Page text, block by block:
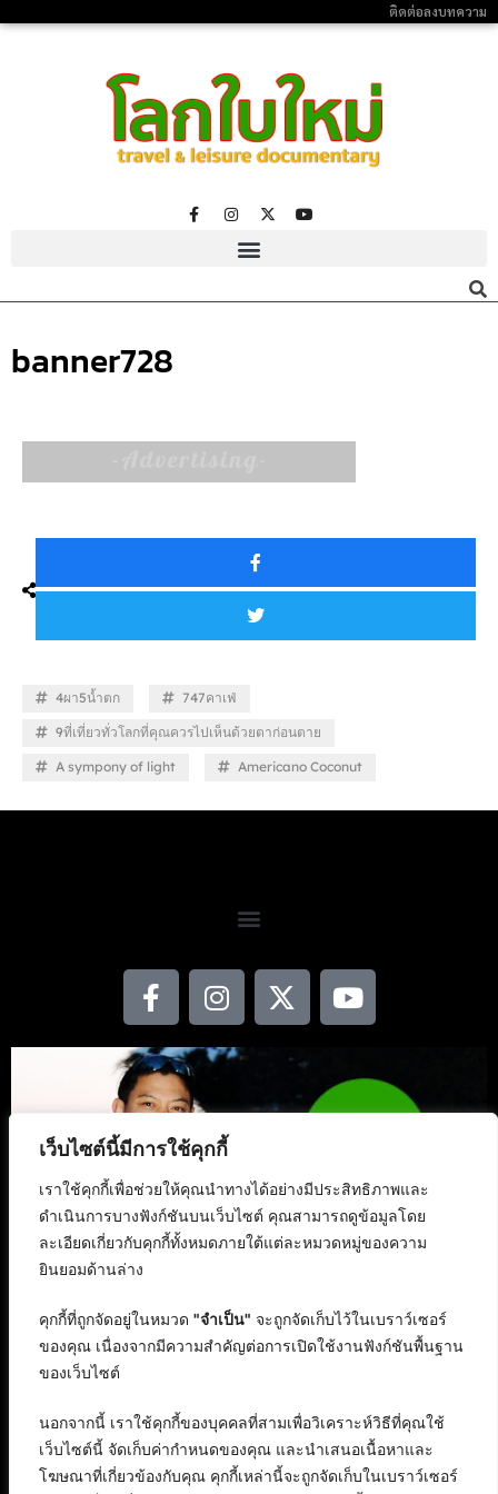
เว็บไซต์นี้มีการใช้คุกกี้
เราใช้คุกกี้เพื่อช่วยให้คุณนำทางได้อย่างมีประสิทธิภาพและ
ดำเนินการบางฟังก์ชันบนเว็บไซต์ คุณสามารถดูข้อมูลโดย
ละเอียดเกี่ยวกับคุกกี้ทั้งหมดภายใต้แต่ละหมวดหมู่ของความ
ยินยอมด้านล่าง
คุกกี้ที่ถูกจัดอยู่ในหมวด "จำเป็น" จะถูกจัดเก็บไว้ในเบราว์เซอร์
ของคุณ เนื่องจากมีความสำคัญต่อการเปิดใช้งานฟังก์ชันพื้นฐาน
ของเว็บไซต์
นอกจากนี้ เราใช้คุกกี้ของบุคคลที่สามเพื่อวิเคราะห์วิธีที่คุณใช้
เว็บไซต์นี้ จัดเก็บค่ากำหนดของคุณ และนำเสนอเนื้อหาและ
โฆษณาที่เกี่ยวข้องกับคุณ คุกกี้เหล่านี้จะถูกจัดเก็บในเบราว์เซอร์
ติดต่อลงบทความ
banner728
4ผา5น้ำตก 747คาเฟ่
9ที่เที่ยวทั่วโลกที่คุณควรไปเห็นด้วยตาก่อนตาย
A sympony of light Americano Coconut